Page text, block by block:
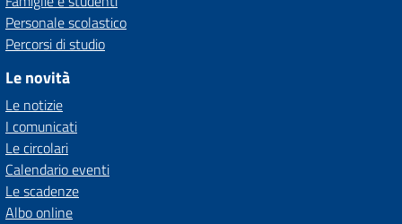
Personale scolastico
Percorsi di studio
Le novità
Le notizie
I comunicati
Le circolari
Calendario eventi
Le scadenze
Albo online